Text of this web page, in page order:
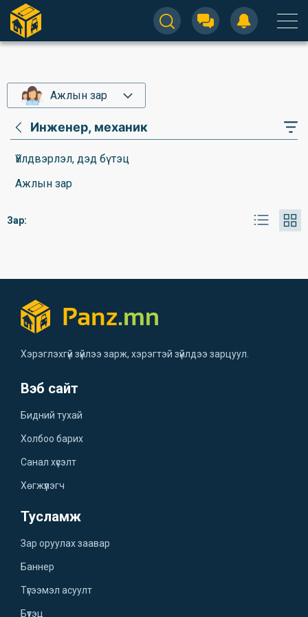
Ажлын зар
Инженер, механик
Үйлдвэрлэл, дэд бүтэц
Ажлын зар
Зар:
Хэрэглэхгүй зүйлээ зарж, хэрэгтэй зүйлдээ зарцуул.
Вэб сайт
Бидний тухай
Холбоо барих
Санал хүсэлт
Хөгжүүлэгч
Тусламж
Зар оруулах заавар
Баннер
Түгээмэл асуулт
Бүтэц